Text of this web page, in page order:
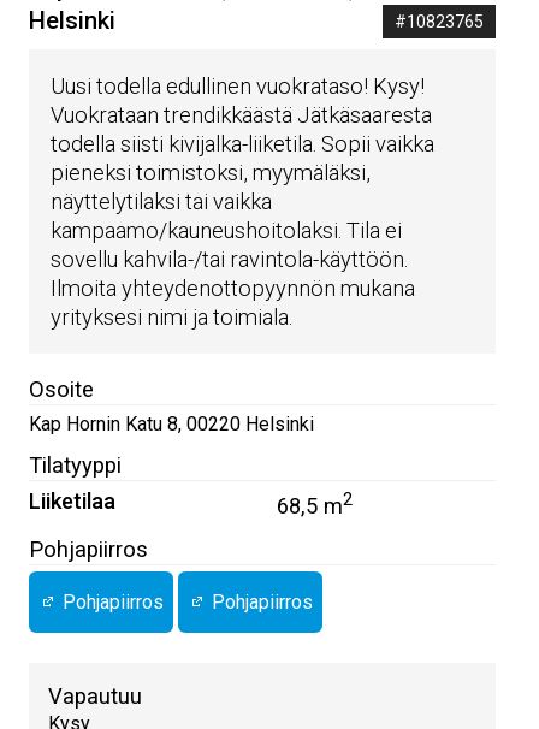
Helsinki
#10823765
Uusi todella edullinen vuokrataso! Kysy!
Vuokrataan trendikkäästä Jätkäsaaresta
todella siisti kivijalka-liiketila. Sopii vaikka
pieneksi toimistoksi, myymäläksi,
näyttelytilaksi tai vaikka
kampaamo/kauneushoitolaksi. Tila ei
sovellu kahvila-/tai ravintola-käyttöön.
Ilmoita yhteydenottopyynnön mukana
yrityksesi nimi ja toimiala.
Osoite
Kap Hornin Katu 8, 00220 Helsinki
Tilatyyppi
Liiketilaa
68,5 m2
Pohjapiirros
Pohjapiirros Pohjapiirros
Vapautuu
Kysy